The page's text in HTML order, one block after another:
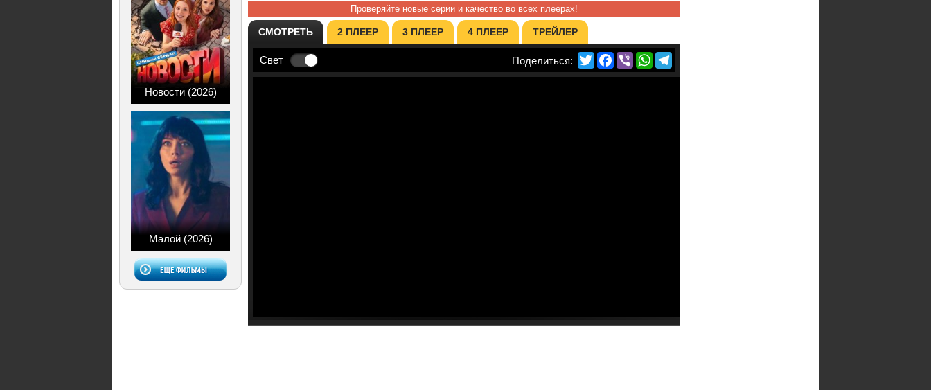
Новости (2026)
Малой (2026)
Проверяйте новые серии и качество во всех плеерах!
СМОТРЕТЬ 2 ПЛЕЕР 3 ПЛЕЕР 4 ПЛЕЕР ТРЕЙЛЕР
Свет TwitterFacebook
ViberWhatsApp
Telegram